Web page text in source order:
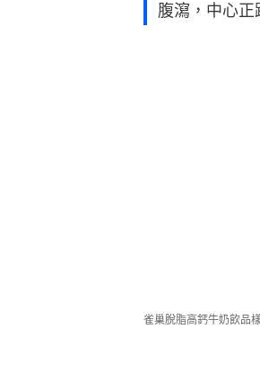
腹瀉，中心正
雀巢脫脂高鈣牛奶飲品